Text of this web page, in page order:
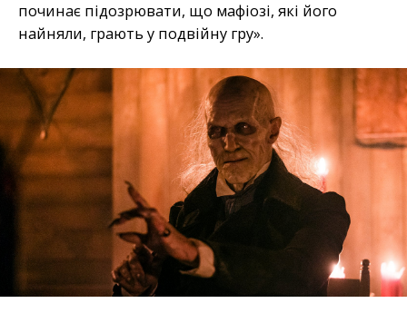
починає підозрювати, що мафіозі, які його
найняли, грають у подвійну гру».